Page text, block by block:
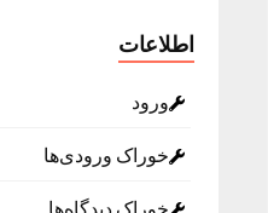
اطلاعات
ورود
خوراک ورودی‌ها
خوراک دیدگاه‌ها